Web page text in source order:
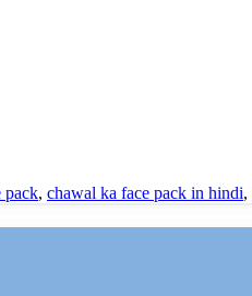
pack, chawal ka face pack in hindi,